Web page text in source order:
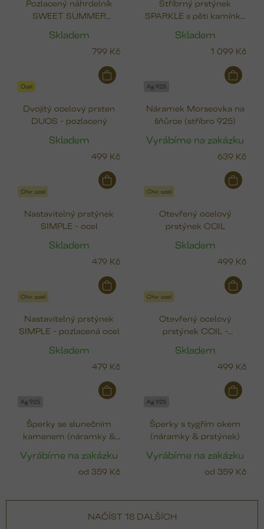
Pozlacený náhrdelník
SWEET SUMMER
ryba)
Skladem
799 Kč
Stříbrný prstýnek
SPARKLE s pěti kamínky
Skladem
1 099 Kč
Ocel
Dvojitý ocelový prsten
DUOS - pozlacený
Skladem
499 Kč
Ag 925
Náramek Morseovka na
šňůrce (stříbro 925)
Vyrábíme na zakázku
639 Kč
Chir. ocel
Nastavitelný prstýnek
SIMPLE - ocel
Skladem
479 Kč
Chir. ocel
Otevřený ocelový
prstýnek COIL
Skladem
499 Kč
Chir. ocel
Nastavitelný prstýnek
SIMPLE - pozlacená ocel
Skladem
479 Kč
Chir. ocel
Otevřený ocelový
prstýnek COIL -
Skladem
499 Kč
Ag 925
Šperky se slunečním
kamenem (náramky &
Vyrábíme na zakázku
od 359 Kč
Ag 925
Šperky s tygřím okem
(náramky & prstýnek)
Vyrábíme na zakázku
od 359 Kč
NAČÍST 18 DALŠÍCH